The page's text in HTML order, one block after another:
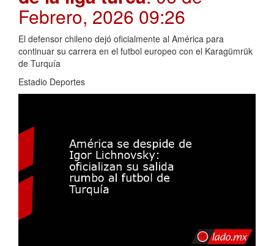
Febrero, 2026 09:26
El defensor chileno dejó oficialmente al América para
continuar su carrera en el futbol europeo con el Karagümrük
de Turquía
Estadio Deportes